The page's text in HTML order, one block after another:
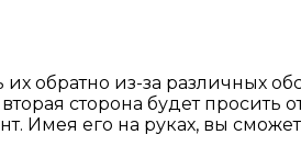
обратно из-за различных
сторона будет просить
его на руках, вы